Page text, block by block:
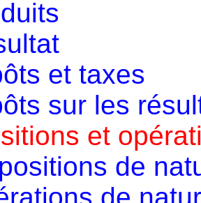
et taxes
sur les
et
de